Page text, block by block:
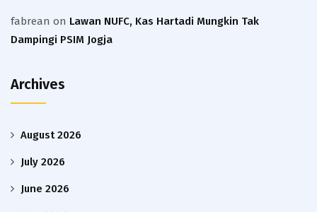
fabrean on Lawan NUFC, Kas Hartadi Mungkin Tak
Dampingi PSIM Jogja
Archives
August 2026
July 2026
June 2026